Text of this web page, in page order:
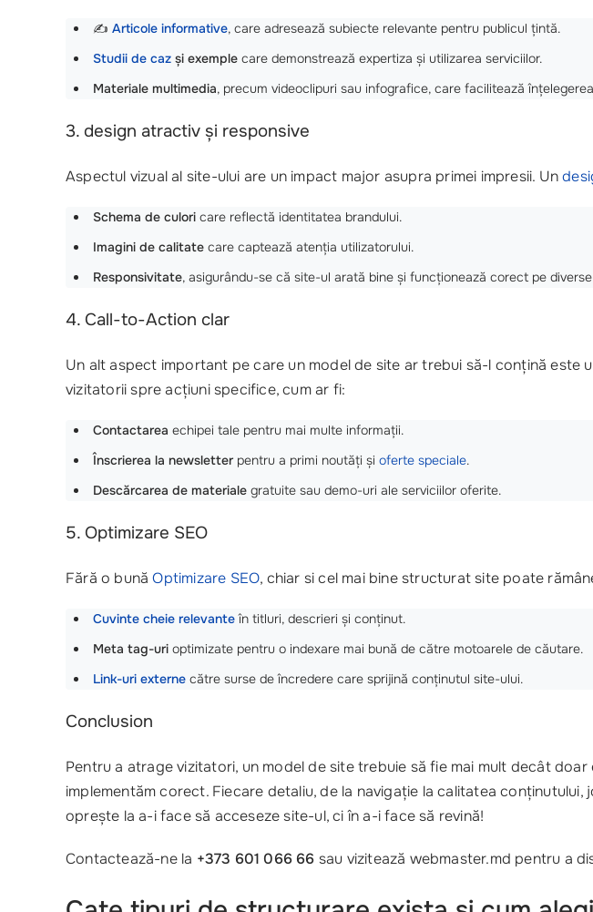
✍️ Articole informative, care adresează subiecte relevante pentru publicul țintă.
Studii de caz și exemple care demonstrează expertiza și utilizarea serviciilor.
Materiale multimedia, precum videoclipuri sau infografice, care facilitează
3. design atractiv și responsive
Aspectul vizual al site-ului are un impact major asupra primei impresii. Un
Schema de culori care reflectă identitatea brandului.
Imagini de calitate care captează atenția utilizatorului.
Responsivitate, asigurându-se că site-ul arată bine și funcționează corect pe
4. Call-to-Action clar
Un alt aspect important pe care un model de site ar trebui să-l conțină este
vizitatorii spre acțiuni specifice, cum ar fi:
Contactarea echipei tale pentru mai multe informații.
Înscrierea la newsletter pentru a primi noutăți și oferte speciale.
Descărcarea de materiale gratuite sau demo-uri ale serviciilor oferite.
5. Optimizare SEO
Fără o bunăOptimizare SEO, chiar si cel mai bine structurat site poate
Cuvinte cheie relevanteîn titluri, descrieri și conținut.
Meta tag-uri optimizate pentru o indexare mai bună de către motoarele de căutare.
Link-uri externe către surse de încredere care sprijină conținutul site-ului.
Conclusion
Pentru a atrage vizitatori, un model de site trebuie să fie mai mult decât
implementăm corect. Fiecare detaliu, de la navigație la calitatea
oprește la a-i face să acceseze site-ul, ci în a-i face să revină!
Contactează-ne la +373 601 066 66 sau vizitează webmaster.md pentru a